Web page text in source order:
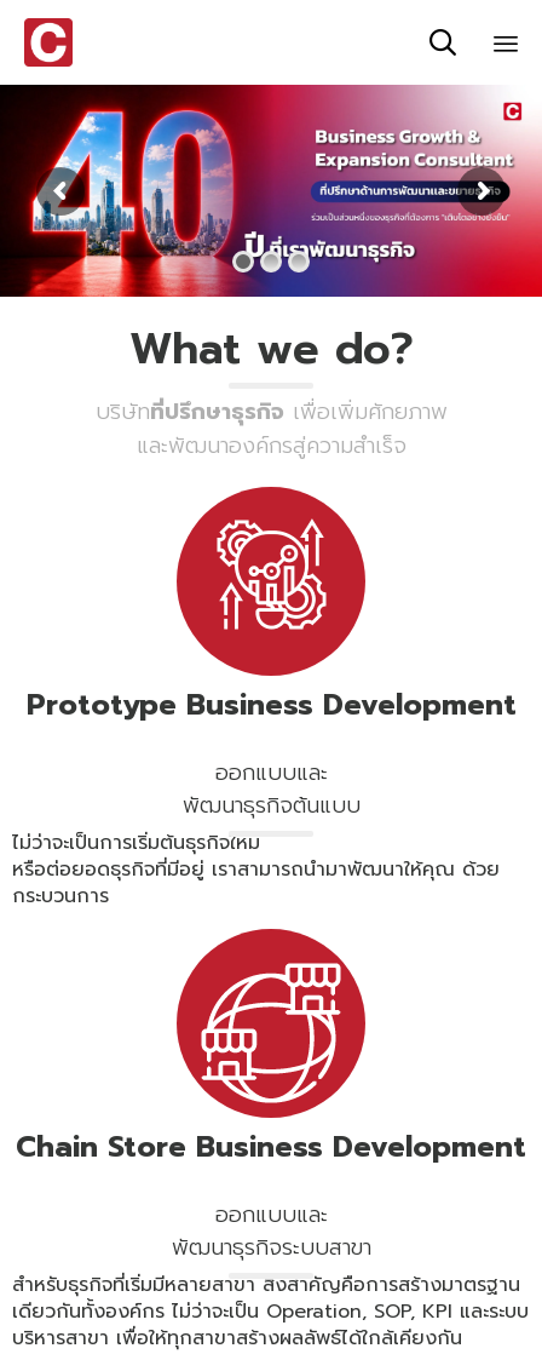

to
What we do?
บริษัทที่ปรึกษาธุรกิจ เพื่อเพิ่มศักยภาพ
และพัฒนาองค์กรสู่ความสำเร็จ
Prototype Business Development
ออกแบบและ
พัฒนาธุรกิจต้นแบบ
ไม่ว่าจะเป็นการเริ่มต้นธุรกิจใหม่
หรือต่อยอดธุรกิจที่มีอยู่ เราสามารถนำมาพัฒนาให้คุณ ด้วย
กระบวนการ
Chain Store Business Development
ออกแบบและ
พัฒนาธุรกิจระบบสาขา
สำหรับธุรกิจที่เริ่มมีหลายสาขา สิ่งสำคัญคือการสร้างมาตรฐาน
เดียวกันทั้งองค์กร ไม่ว่าจะเป็น Operation, SOP, KPI และระบบ
บริหารสาขา เพื่อให้ทุกสาขาสร้างผลลัพธ์ได้ใกล้เคียงกัน